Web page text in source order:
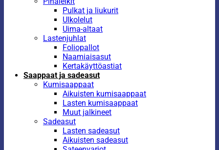
Pulkat ja liukurit
Ulkolelut
Uima-altaat
Lastenjuhlat
Foliopallot
Naamiaisasut
Kertakäyttöastiat
Saappaat ja sadeasut
Kumisaappaat
Aikuisten kumisaappaat
Lasten kumisaappaat
Muut jalkineet
Sadeasut
Lasten sadeasut
Aikuisten sadeasut